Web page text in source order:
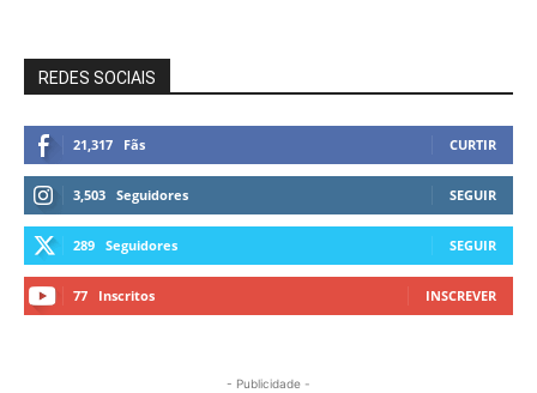
REDES SOCIAIS
21,317 Fãs CURTIR
3,503 Seguidores SEGUIR
289 Seguidores SEGUIR
77 Inscritos INSCREVER
- Publicidade -